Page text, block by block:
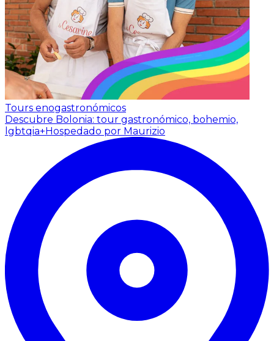
Tours enogastronómicos
Descubre Bolonia: tour gastronómico, bohemio,
lgbtqia+ Hospedado por Maurizio